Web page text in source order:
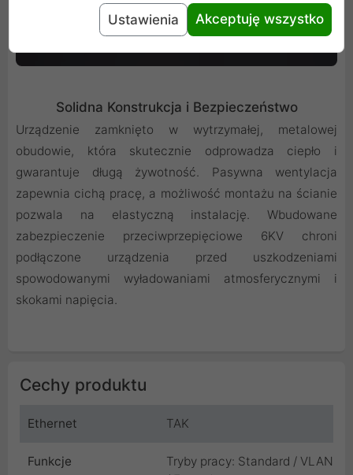
Solidna Konstrukcja i Bezpieczeństwo
Urządzenie zamknięto w wytrzymałej, metalowej
obudowie, która skutecznie odprowadza ciepło i
gwarantuje długą żywotność. Pasywna wentylacja
zapewnia cichą pracę, a możliwość montażu na ścianie
pozwala na elastyczną instalację. Wbudowane
zabezpieczenie przeciwprzepięciowe 6KV chroni
podłączone urządzenia przed uszkodzeniami
spowodowanymi wyładowaniami atmosferycznymi i
skokami napięcia.
Cechy produktu
Ethernet TAK
Funkcje
Tryby pracy: Standard / VLAN
Ustawienia Akceptuję wszystko